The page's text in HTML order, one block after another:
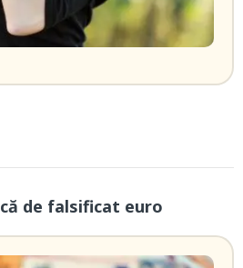
de falsificat euro